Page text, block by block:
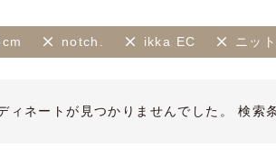
notch. ikka EC ニット
ィネートが見つかりませんでした。 検索